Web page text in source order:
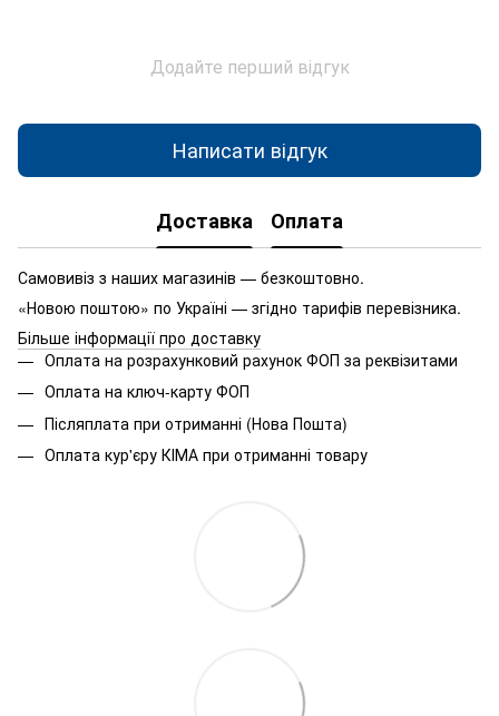
Додайте перший відгук
Написати відгук
Доставка Оплата
Самовивіз з наших магазинів — безкоштовно.
«Новою поштою» по Україні — згідно тарифів перевізника.
Більше інформації про доставку
Оплата на розрахунковий рахунок ФОП за реквізитами
Оплата на ключ-карту ФОП
Післяплата при отриманні (Нова Пошта)
Оплата кур'єру КІМА при отриманні товару